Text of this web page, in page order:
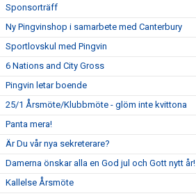
Sponsorträff
Ny Pingvinshop i samarbete med Canterbury
Sportlovskul med Pingvin
6 Nations and City Gross
Pingvin letar boende
25/1 Årsmöte/Klubbmöte - glöm inte kvittona
Panta mera!
Är Du vår nya sekreterare?
Damerna önskar alla en God jul och Gott nytt år!
Kallelse Årsmöte